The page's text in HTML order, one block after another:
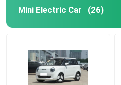
Mini Electric Car (26)